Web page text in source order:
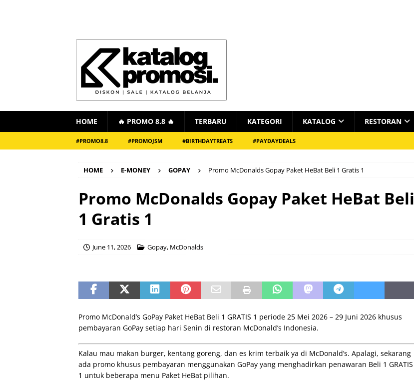
HOME 🔥 PROMO 8.8 🔥 TERBARU KATEGORI KATALOG RESTORAN
#PROMO8.8 #PROMOJSM #BIRTHDAYTREATS #PAYDAYDEALS
HOME E-MONEY GOPAY Promo McDonalds Gopay Paket HeBat Beli 1 Gratis 1
Promo McDonalds Gopay Paket HeBat Beli
1 Gratis 1
June 11, 2026 Gopay, McDonalds
Promo McDonald’s GoPay Paket HeBat Beli 1 GRATIS 1 periode 25 Mei 2026 – 29 Juni 2026 khusus
pembayaran GoPay setiap hari Senin di restoran McDonald’s Indonesia.
Kalau mau makan burger, kentang goreng, dan es krim terbaik ya di McDonald’s. Apalagi, sekarang
ada promo khusus pembayaran menggunakan GoPay yang menghadirkan penawaran Beli 1 GRATIS
1 untuk beberapa menu Paket HeBat pilihan.